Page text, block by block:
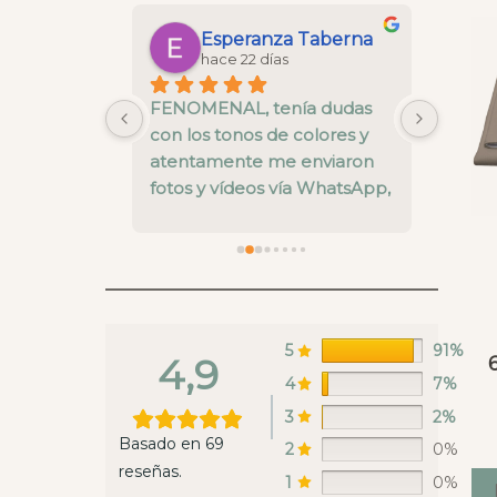
Esperanza Taberna
hace 22 días
FENOMENAL, tenía dudas
con los tonos de colores y
atentamente me enviaron
fotos y vídeos vía WhatsApp,
calidad muy buena
La
está
pre
ya
hacer
lunes
un
4,9
Basado en 69
reseñas.
5
91%
4
7%
3
2%
2
0%
1
0%